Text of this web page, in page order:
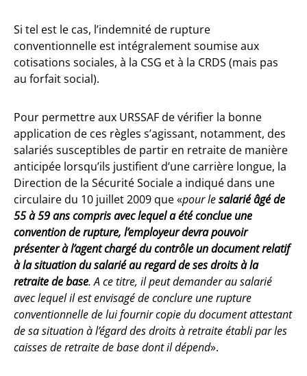
Si tel est le cas, l’indemnité de rupture
conventionnelle est intégralement soumise aux
cotisations sociales, à la CSG et à la CRDS (mais pas
au forfait social).
Pour permettre aux URSSAF de vérifier la bonne
application de ces règles s’agissant, notamment, des
salariés susceptibles de partir en retraite de manière
anticipée lorsqu’ils justifient d’une carrière longue, la
Direction de la Sécurité Sociale a indiqué dans une
circulaire du 10 juillet 2009 que «pour lesalarié âgé de
55 à 59 ans compris avec lequel a été conclue une
convention de rupture, l’employeur devra pouvoir
présenter à l’agent chargé du contrôle un document relatif
à la situation du salarié au regard de ses droits à la
retraite de base. A ce titre, il peut demander au salarié
avec lequel il est envisagé de conclure une rupture
conventionnelle de lui fournir copie du document attestant
de sa situation à l’égard des droits à retraite établi par les
caisses de retraite de base dont il dépend».